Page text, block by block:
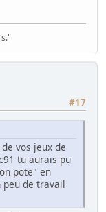
#17
vos jeux de
tu aurais pu
pote" en
peu de travail